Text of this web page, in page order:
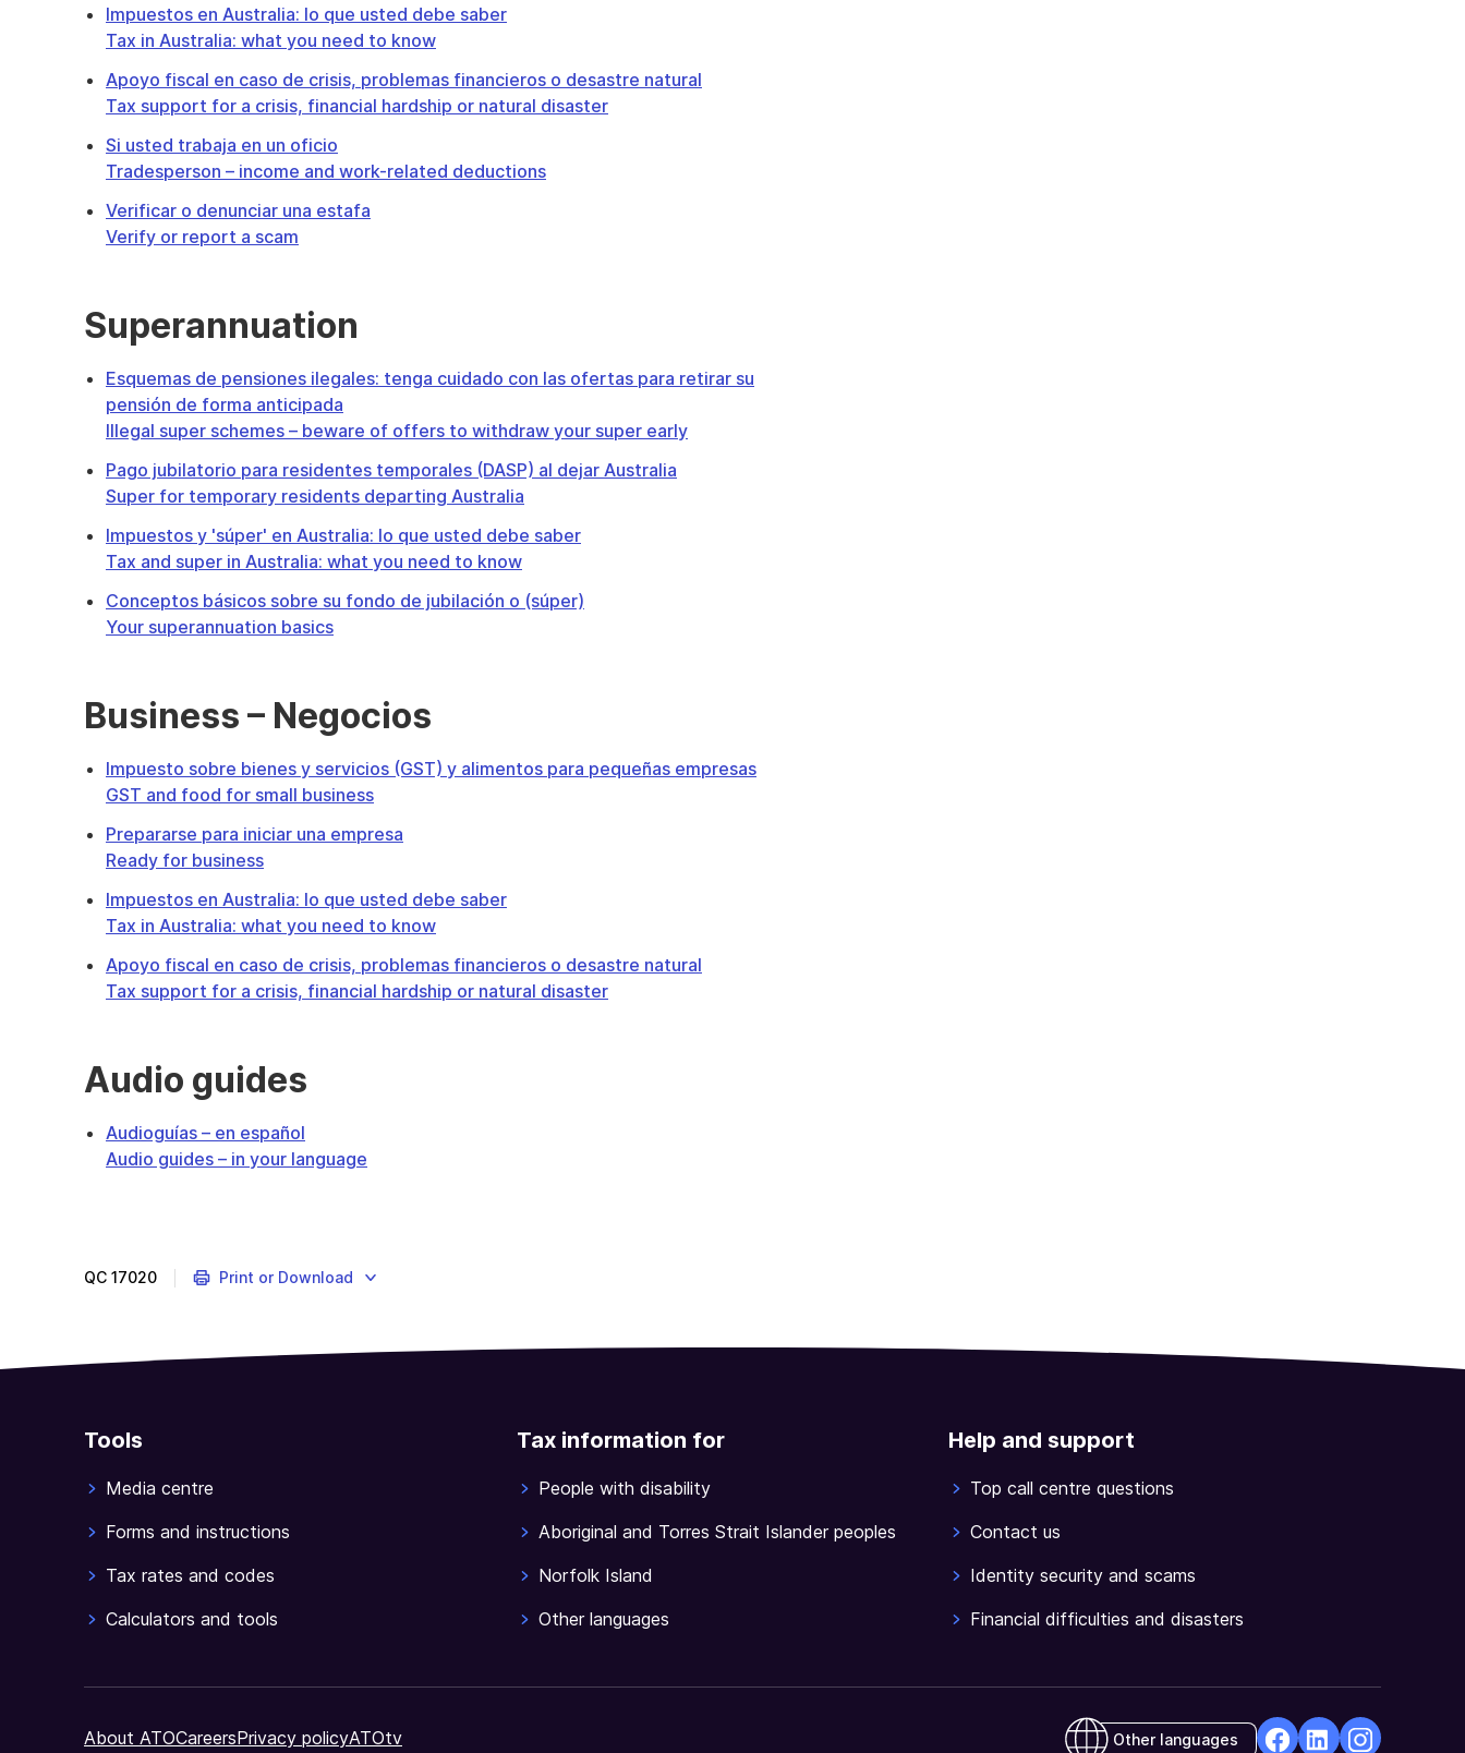
Impuestos en Australia: lo que usted debe saber
Tax in Australia: what you need to know
Apoyo fiscal en caso de crisis, problemas financieros o desastre natural
Tax support for a crisis, financial hardship or natural disaster
Si usted trabaja en un oficio
Tradesperson – income and work-related deductions
Verificar o denunciar una estafa
Verify or report a scam
Superannuation
Esquemas de pensiones ilegales: tenga cuidado con las ofertas para retirar su
pensión de forma anticipada
Illegal super schemes – beware of offers to withdraw your super early
Pago jubilatorio para residentes temporales (DASP) al dejar Australia
Super for temporary residents departing Australia
Impuestos y 'súper' en Australia: lo que usted debe saber
Tax and super in Australia: what you need to know
Conceptos básicos sobre su fondo de jubilación o (súper)
Your superannuation basics
Business – Negocios
Impuesto sobre bienes y servicios (GST) y alimentos para pequeñas empresas
GST and food for small business
Prepararse para iniciar una empresa
Ready for business
Impuestos en Australia: lo que usted debe saber
Tax in Australia: what you need to know
Apoyo fiscal en caso de crisis, problemas financieros o desastre natural
Tax support for a crisis, financial hardship or natural disaster
Audio guides
Audioguías – en español
Audio guides – in your language
QC 17020 Print or Download
Tools
Media centre
Forms and instructions
Tax rates and codes
Calculators and tools
Tax information for
People with disability
Aboriginal and Torres Strait Islander peoples
Norfolk Island
Other languages
Help and support
Top call centre questions
Contact us
Identity security and scams
Financial difficulties and disasters
About ATOCareersPrivacy policyATOtv Other languages